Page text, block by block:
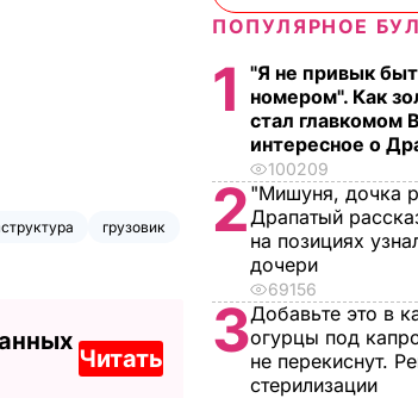
грузовик
Читать
ПОПУЛЯРНОЕ
1
"Я не привык
номером". Как
стал главкомом
интересное о
100209
2 "Мишуня, дочка
Драпатый
на позициях
дочери
69156
3Добавьте это в
огурцы под
не перекиснут.
стерилизации